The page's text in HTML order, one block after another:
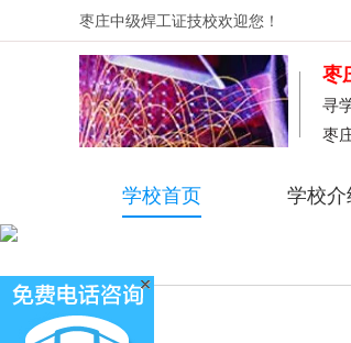
枣庄中级焊工证技校欢迎您！
枣
寻
枣
学校首页 学校介